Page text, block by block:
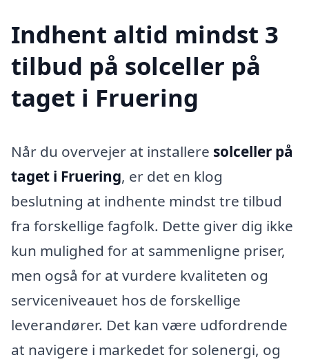
Indhent altid mindst 3
tilbud på solceller på
taget i Fruering
Når du overvejer at installere solceller på
taget i Fruering, er det en klog
beslutning at indhente mindst tre tilbud
fra forskellige fagfolk. Dette giver dig ikke
kun mulighed for at sammenligne priser,
men også for at vurdere kvaliteten og
serviceniveauet hos de forskellige
leverandører. Det kan være udfordrende
at navigere i markedet for solenergi, og